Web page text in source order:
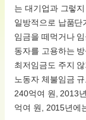
는 대기업과 그렇
일방적으로 납품단
임금을 떼먹거나
동자를 고용하는
최저임금도 주지
노동자 체불임금
240억여 원, 2013
억여 원, 2015년에